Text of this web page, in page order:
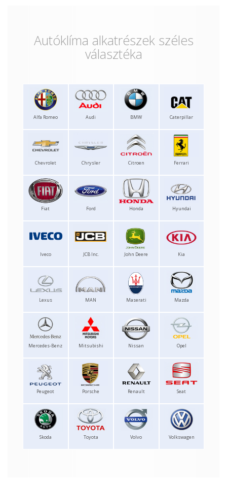
Autóklíma alkatrészek széles
választéka
Alfa Romeo Audi BMW Caterpillar
Chevrolet Chrysler Citroen Ferrari
Fiat Ford Honda Hyundai
Iveco JCB Inc. John Deere Kia
Lexus MAN Maserati Mazda
Mercedes-Benz Mitsubishi Nissan Opel
Peugeot Porsche Renault Seat
Skoda Toyota Volvo Volkswagen